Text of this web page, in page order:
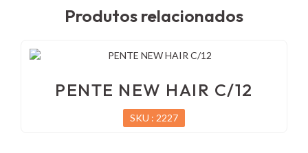
Produtos relacionados
PENTE NEW HAIR C/12
SKU : 2227